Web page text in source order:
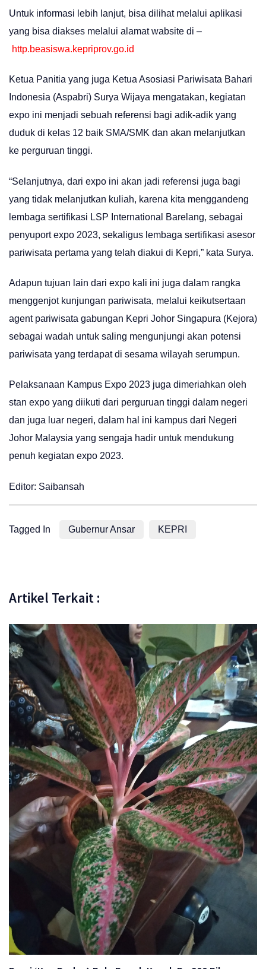
Untuk informasi lebih lanjut, bisa dilihat melalui aplikasi
yang bisa diakses melalui alamat wabsite di –
http.beasiswa.kepriprov.go.id
Ketua Panitia yang juga Ketua Asosiasi Pariwisata Bahari
Indonesia (Aspabri) Surya Wijaya mengatakan, kegiatan
expo ini menjadi sebuah referensi bagi adik-adik yang
duduk di kelas 12 baik SMA/SMK dan akan melanjutkan
ke perguruan tinggi.
“Selanjutnya, dari expo ini akan jadi referensi juga bagi
yang tidak melanjutkan kuliah, karena kita menggandeng
lembaga sertifikasi LSP International Barelang, sebagai
penyuport expo 2023, sekaligus lembaga sertifikasi asesor
pariwisata pertama yang telah diakui di Kepri,” kata Surya.
Adapun tujuan lain dari expo kali ini juga dalam rangka
menggenjot kunjungan pariwisata, melalui keikutsertaan
agent pariwisata gabungan Kepri Johor Singapura (Kejora)
sebagai wadah untuk saling mengunjungi akan potensi
pariwisata yang terdapat di sesama wilayah serumpun.
Pelaksanaan Kampus Expo 2023 juga dimeriahkan oleh
stan expo yang diikuti dari perguruan tinggi dalam negeri
dan juga luar negeri, dalam hal ini kampus dari Negeri
Johor Malaysia yang sengaja hadir untuk mendukung
penuh kegiatan expo 2023.
Editor: Saibansah
Tagged In Gubernur Ansar KEPRI
Artikel Terkait :